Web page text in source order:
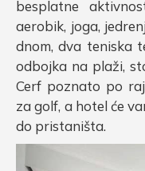
besplatne
aerobik, joga,
dnom, dva teniska
odbojka na plaži,
Cerf poznato po
za golf, a hotel će
do pristaništa.